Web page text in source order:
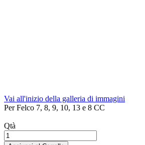
Vai all'inizio della galleria di immagini
Per Felco 7, 8, 9, 10, 13 e 8 CC
Qtà